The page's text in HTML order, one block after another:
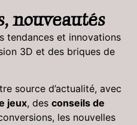
nouveautés
tendances et innovations
3D et des briques de
source d’actualité, avec
jeux, des conseils de
les nouvelles